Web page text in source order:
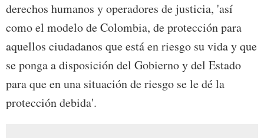
derechos humanos y operadores de justicia, 'así
como el modelo de Colombia, de protección para
aquellos ciudadanos que está en riesgo su vida y que
se ponga a disposición del Gobierno y del Estado
para que en una situación de riesgo se le dé la
protección debida'.